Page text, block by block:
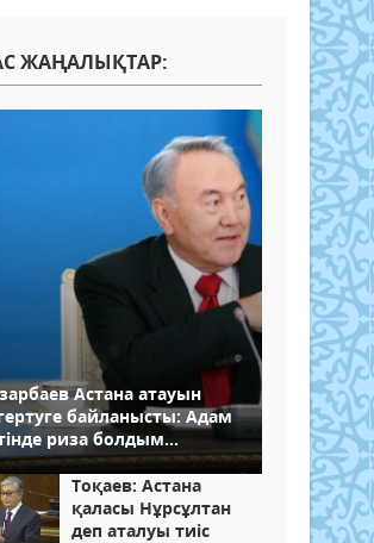
ЖАҢАЛЫҚТАР:
Астана атауын
байланысты: Адам
риза болдым...
Тоқаев: Астана
қаласы Нұрсұлтан
деп аталуы тиіс